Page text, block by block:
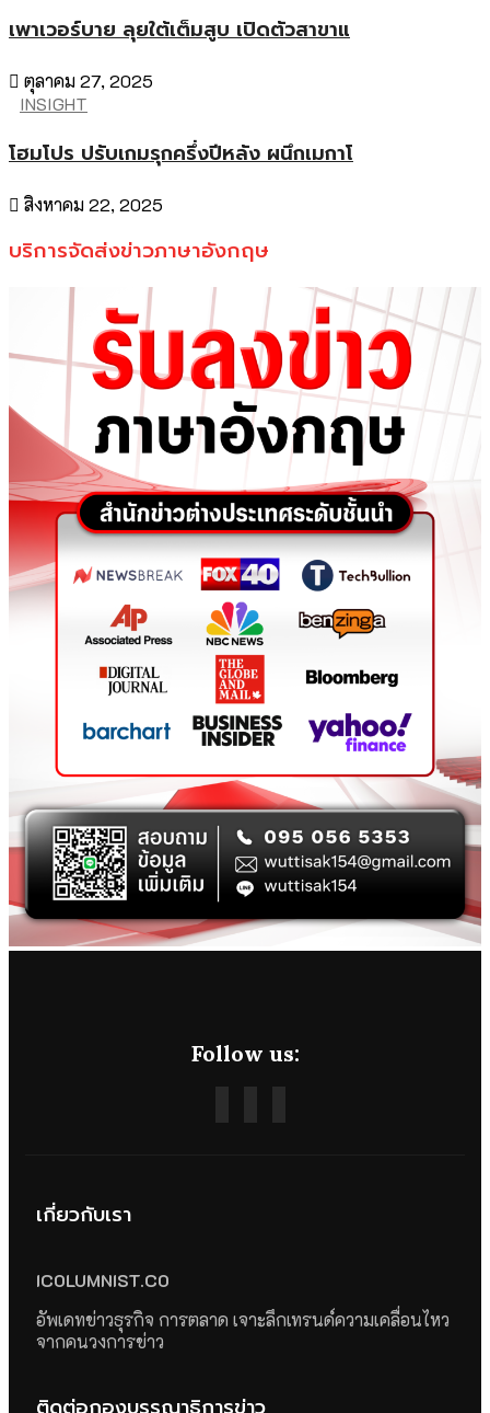
เพาเวอร์บาย ลุยใต้เต็มสูบ เปิดตัวสาขาแ
ตุลาคม 27, 2025
INSIGHT
โฮมโปร ปรับเกมรุกครึ่งปีหลัง ผนึกเมกาโ
สิงหาคม 22, 2025
บริการจัดส่งข่าวภาษาอังกฤษ
Follow us:
เกี่ยวกับเรา
ICOLUMNIST.CO
อัพเดทข่าวธุรกิจ การตลาด เจาะลึกเทรนด์ความเคลื่อนไหว
จากคนวงการข่าว